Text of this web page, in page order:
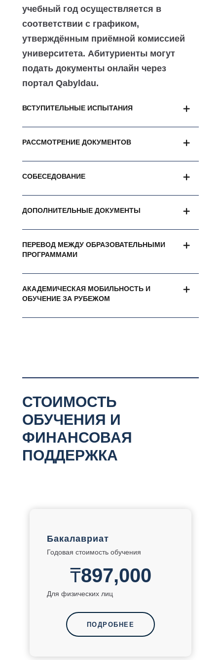
учебный год осуществляется в
соответствии с графиком,
утверждённым приёмной комиссией
университета. Абитуриенты могут
подать документы онлайн через
портал Qabyldau.
ВСТУПИТЕЛЬНЫЕ ИСПЫТАНИЯ
РАССМОТРЕНИЕ ДОКУМЕНТОВ
СОБЕСЕДОВАНИЕ
ДОПОЛНИТЕЛЬНЫЕ ДОКУМЕНТЫ
ПЕРЕВОД МЕЖДУ ОБРАЗОВАТЕЛЬНЫМИ
ПРОГРАММАМИ
АКАДЕМИЧЕСКАЯ МОБИЛЬНОСТЬ И
ОБУЧЕНИЕ ЗА РУБЕЖОМ
СТОИМОСТЬ
ОБУЧЕНИЯ И
ФИНАНСОВАЯ
ПОДДЕРЖКА
Бакалавриат
Годовая стоимость обучения
₸897,000
Для физических лиц
ПОДРОБНЕЕ